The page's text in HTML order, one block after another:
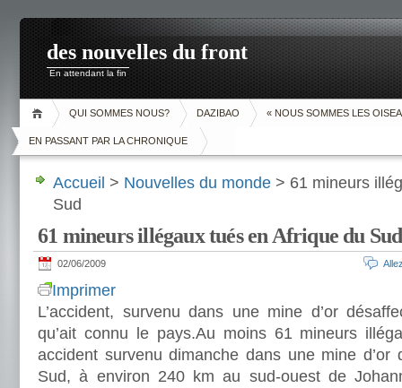
des nouvelles du front
En attendant la fin
QUI SOMMES NOUS? DAZIBAO « NOUS SOMMES LES
EN PASSANT PAR LA CHRONIQUE
Accueil > Nouvelles du monde > 61 mineurs
Sud
61 mineurs illégaux tués en Afrique du Sud
02/06/2009
Imprimer
L’accident, survenu dans une mine d’or
qu’ait connu le pays.Au moins 61 mineurs
accident survenu dimanche dans une mine d’or
Sud, à environ 240 km au sud-ouest de